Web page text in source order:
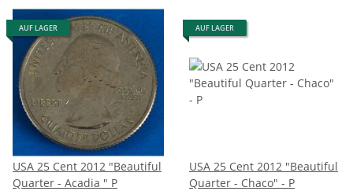
AUF LAGER
USA 25 Cent 2012 "Beautiful
Quarter - Acadia " P
AUF LAGER
USA 25 Cent 2012 "Beautiful
Quarter - Chaco" - P